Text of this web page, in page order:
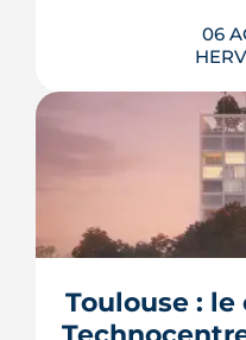
06
La troisième et
l'écoquartier
près de 1 700
protégé, la
fortement le plan
Toulouse :